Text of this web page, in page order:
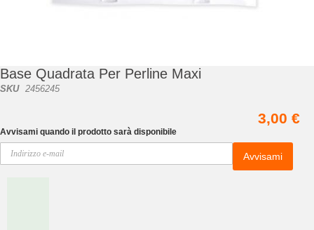
galleria
di
immagini
Base Quadrata Per Perline Maxi
SKU 2456245
3,00 €
Avvisami quando il prodotto sarà disponibile
Avvisami